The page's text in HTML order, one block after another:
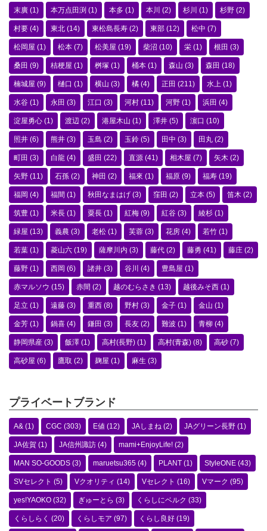
末廣 (1) 本万点田渕 (1) 本多 (1) 本川 (2) 杉川 (1) 杉野 (2)
村要 (4) 東北 (14) 東松島長寿 (2) 東部 (12) 松中 (7)
松岡屋 (1) 松本 (7) 松美屋 (19) 柴沼 (10) 栄 (1) 根田 (3)
桑田 (9) 桔梗屋 (1) 桝塚 (1) 桶本 (1) 森山 (3) 森田 (18)
楠城屋 (9) 樋口 (1) 横山 (3) 橘 (4) 正田 (211) 水上 (1)
水谷 (1) 永田 (3) 江口 (3) 河村 (11) 河野 (1) 浜田 (4)
淀屋勇心 (1) 渡辺 (2) 港屋木山 (1) 澤井 (5) 濵口 (10)
照井 (6) 熊井 (3) 玉島 (2) 玉鈴 (5) 田中 (3) 田丸 (2)
町田 (3) 白龍 (4) 盛田 (22) 直源 (41) 相木屋 (7) 矢木 (2)
矢野 (11) 石孫 (2) 神田 (2) 福來 (1) 福原 (9) 福寿 (19)
福岡 (4) 福間 (1) 秋田なまはげ (3) 窪田 (2) 立本 (5) 笛木 (2)
筑豊 (1) 米長 (1) 粟長 (1) 紅梅 (9) 紅谷 (3) 綾杉 (1)
緑屋 (13) 義農 (3) 老松 (1) 芙蓉 (3) 花房 (4) 若竹 (1)
若葉 (1) 菱山六 (19) 薩摩川内 (3) 藤代 (2) 藤勇 (41) 藤庄 (2)
藤野 (1) 西岡 (6) 諸井 (3) 谷川 (4) 豊島屋 (1)
赤マルソウ (15) 赤間 (2) 越のむらさき (13) 越後みそ西 (1)
足立 (1) 遠藤 (3) 重西 (8) 野村 (3) 金子 (1) 金山 (1)
金芳 (1) 鍋喜 (4) 鎌田 (3) 長友 (2) 難波 (1) 青柳 (4)
静岡県産 (3) 飯澤 (1) 高村(長野) (1) 高村(青森) (8) 高砂 (7)
高砂屋 (6) 鷹取 (2) 麹屋 (1) 麻生 (3)
プライベートブランド
A& (1) CGC (303) E値 (12) JAしまね (2) JAグリーン長野 (1)
JA佐賀 (1) JA信州諏訪 (4) mami+EnjoyLife! (2)
MAN SO-GOODS (3) maruetsu365 (4) PLANT (1) StyleONE (43)
SVセレクト (5) Vクオリティ (14) Vセレクト (16) Vマーク (95)
yes!YAOKO (32) ぎゅーとら (3) くらしにベルク (33)
くらしらく (20) くらしモア (97) くらし良好 (19)